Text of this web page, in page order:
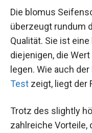
Die blomus
überzeugt rundum
Qualität. Sie ist
diejenigen, die
legen. Wie auch der
Test zeigt, liegt der
Trotz des slightly
zahlreiche Vorteile,